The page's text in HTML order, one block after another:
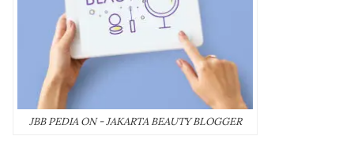
JBB PEDIA ON - JAKARTA BEAUTY BLOGGER